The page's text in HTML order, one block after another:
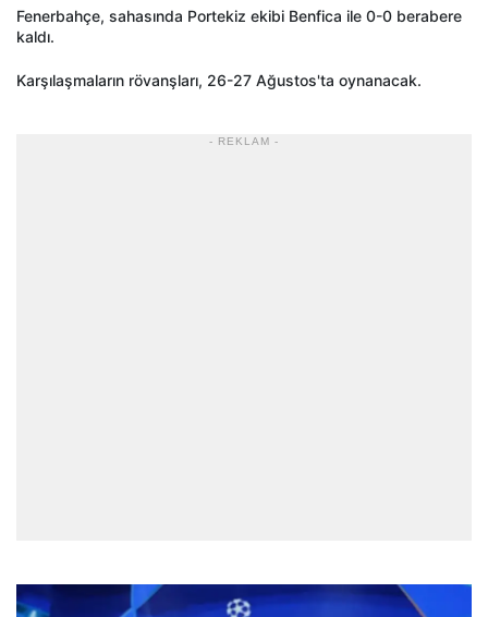
Fenerbahçe, sahasında Portekiz ekibi Benfica ile 0-0 berabere
kaldı.
Karşılaşmaların rövanşları, 26-27 Ağustos'ta oynanacak.
- REKLAM -